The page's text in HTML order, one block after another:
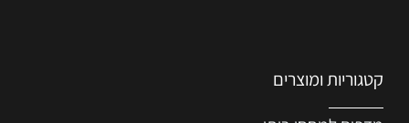
קטגוריות ומוצרים